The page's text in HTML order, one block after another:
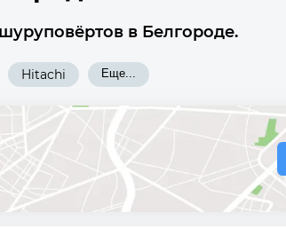
в Белгороде.
Hitachi Еще...